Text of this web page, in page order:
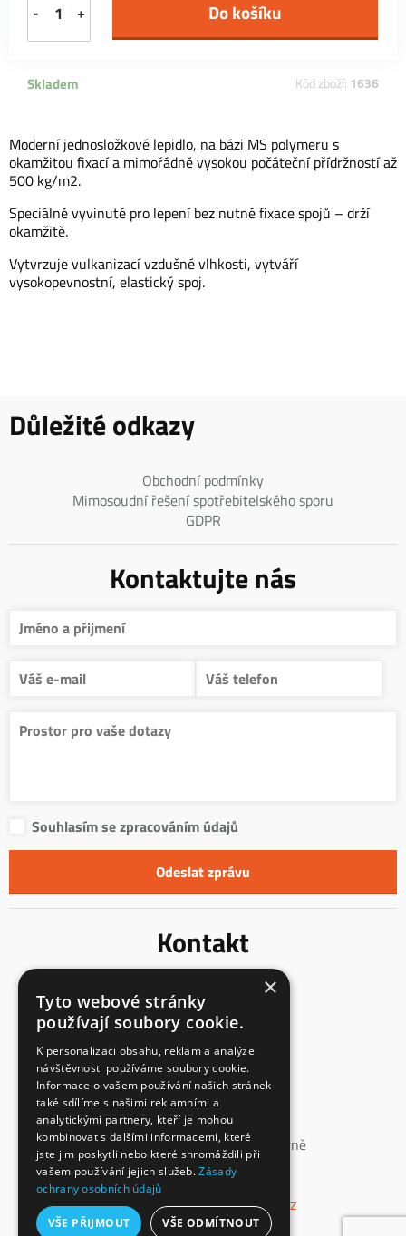
- +
Skladem Kód zboží: 1636
Moderní jednosložkové lepidlo, na bázi MS polymeru s
okamžitou fixací a mimořádně vysokou počáteční přídržností až
500 kg/m2.
Speciálně vyvinuté pro lepení bez nutné fixace spojů – drží
okamžitě.
Vytvrzuje vulkanizací vzdušné vlhkosti, vytváří
vysokopevnostní, elastický spoj.
Důležité odkazy
Obchodní podmínky
Mimosoudní řešení spotřebitelského sporu
GDPR
Kontaktujte nás
Souhlasím se zpracováním údajů
Kontakt
Mladoňovice 65
675 32, okres Třebíč
Česká Republika
IČ: 23855991
DIČ: CZ23855991
spisová značka: C 147862
vedená u Krajského soudu v Brně
+420 774 660 532
info@interierove-schodiste.cz
×
Tyto webové stránky
používají soubory cookie.
K personalizaci obsahu, reklam a analýze
návštěvnosti používáme soubory cookie.
Informace o vašem používání našich stránek
také sdílíme s našimi reklamními a
analytickými partnery, kteří je mohou
kombinovat s dalšími informacemi, které
jste jim poskytli nebo které shromáždili při
vašem používání jejich služeb.Zásady
ochrany osobních údajů
VŠE PŘIJMOUT VŠE ODMÍTNOUT